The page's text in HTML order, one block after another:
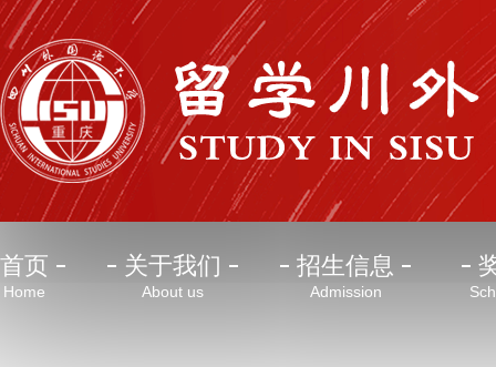
首页
Home
关于我们
About us
招生信息
Admission